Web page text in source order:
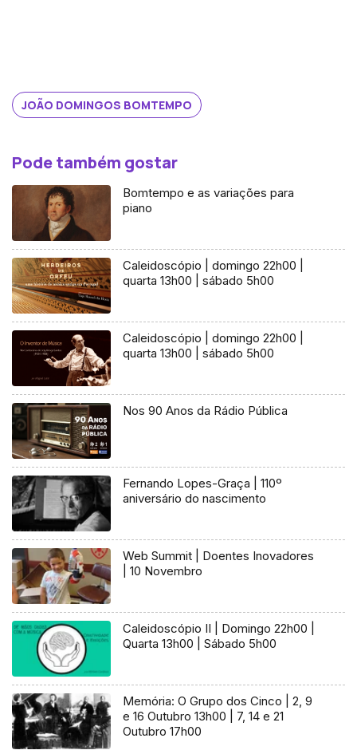
JOÃO DOMINGOS BOMTEMPO
Pode também gostar
Bomtempo e as variações para
piano
Caleidoscópio | domingo 22h00 |
quarta 13h00 | sábado 5h00
Caleidoscópio | domingo 22h00 |
quarta 13h00 | sábado 5h00
Nos 90 Anos da Rádio Pública
Fernando Lopes-Graça | 110º
aniversário do nascimento
Web Summit | Doentes Inovadores
| 10 Novembro
Caleidoscópio II | Domingo 22h00 |
Quarta 13h00 | Sábado 5h00
Memória: O Grupo dos Cinco | 2, 9
e 16 Outubro 13h00 | 7, 14 e 21
Outubro 17h00